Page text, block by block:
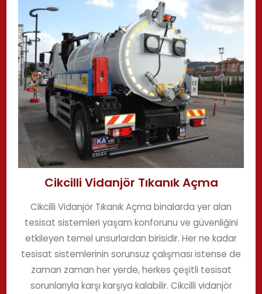
Cikcilli Vidanjör Tıkanık Açma
Cikcilli Vidanjör Tıkanık Açma binalarda yer alan
tesisat sistemleri yaşam konforunu ve güvenliğini
etkileyen temel unsurlardan birisidir. Her ne kadar
tesisat sistemlerinin sorunsuz çalışması istense de
zaman zaman her yerde, herkes çeşitli tesisat
sorunlarıyla karşı karşıya kalabilir. Cikcilli vidanjör